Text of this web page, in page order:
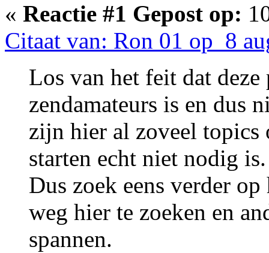
« Reactie #1 Gepost op:
Citaat van: Ron 01 op 8
Los van het feit dat
zendamateurs is en dus
zijn hier al zoveel topics
starten echt niet nodig is.
Dus zoek eens verder
weg hier te zoeken en
spannen.